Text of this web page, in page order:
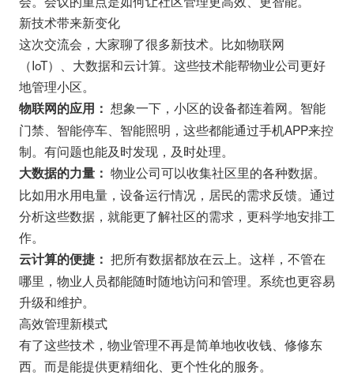
新技术带来新变化
这次交流会，大家聊了很多新技术。比如物联网
（IoT）、大数据和云计算。这些技术能帮物业公司更好
地管理小区。
物联网的应用： 想象一下，小区的设备都连着网。智能
门禁、智能停车、智能照明，这些都能通过手机APP来控
制。有问题也能及时发现，及时处理。
大数据的力量： 物业公司可以收集社区里的各种数据。
比如用水用电量，设备运行情况，居民的需求反馈。通过
分析这些数据，就能更了解社区的需求，更科学地安排工
作。
云计算的便捷： 把所有数据都放在云上。这样，不管在
哪里，物业人员都能随时随地访问和管理。系统也更容易
升级和维护。
高效管理新模式
有了这些技术，物业管理不再是简单地收收钱、修修东
西。而是能提供更精细化、更个性化的服务。